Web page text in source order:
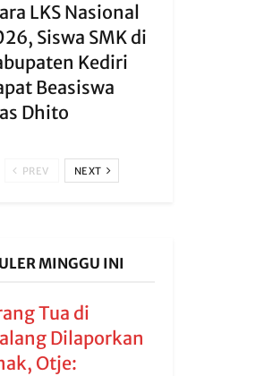
LKS Nasional
Siswa SMK di
Kediri
Beasiswa
Dhito
PREV NEXT
MINGGU INI
Tua di
Dilaporkan
Otje: